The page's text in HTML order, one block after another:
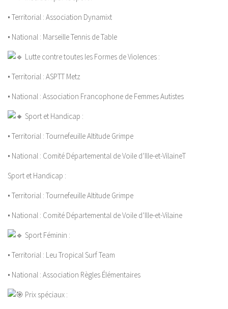
• Territorial : Association Dynamixt
• National : Marseille Tennis de Table
Lutte contre toutes les Formes de Violences :
• Territorial : ASPTT Metz
• National : Association Francophone de Femmes Autistes
Sport et Handicap :
• Territorial : Tournefeuille Altitude Grimpe
• National : Comité Départemental de Voile d’Ille-et-VilaineT
Sport et Handicap :
• Territorial : Tournefeuille Altitude Grimpe
• National : Comité Départemental de Voile d’Ille-et-Vilaine
Sport Féminin :
• Territorial : Leu Tropical Surf Team
• National : Association Règles Élémentaires
Prix spéciaux :